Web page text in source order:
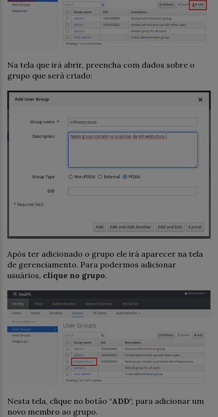
Na tela que irá abrir, preencha com dados sobre o
grupo que será criado:
Após ter adicionado o grupo ele irá aparecer na tela
de gerenciamento. Para podermos adicionar
usuários, clique no grupo.
Nesta tela, clique no botão “ADD“, para adicionar um
novo membro ao grupo.